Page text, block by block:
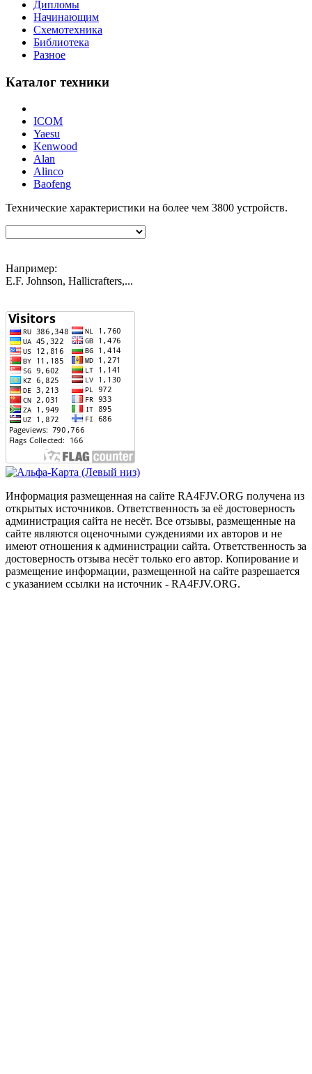
Дипломы
Начинающим
Схемотехника
Библиотека
Разное
Каталог техники
ICOM
Yaesu
Kenwood
Alan
Alinco
Baofeng
Технические характеристики на более чем 3800 устройств.
Например:
E.F. Johnson, Hallicrafters,...
Информация размещенная на сайте RA4FJV.ORG получена из
открытых источников. Ответственность за её достоверность
администрация сайта не несёт. Все отзывы, размещенные на
сайте являются оценочными суждениями их авторов и не
имеют отношения к администрации сайта. Ответственность за
достоверность отзыва несёт только его автор. Копирование и
размещение информации, размещенной на сайте разрешается
с указанием ссылки на источник - RA4FJV.ORG.